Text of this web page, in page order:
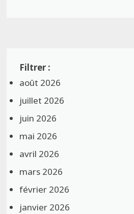
août 2026
juillet 2026
juin 2026
mai 2026
avril 2026
mars 2026
février 2026
janvier 2026